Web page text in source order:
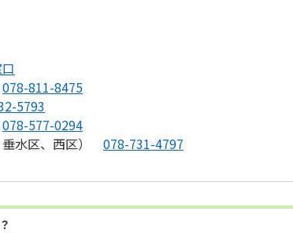
078-811-8475
5793
078-577-0294
水区、西区） 078-731-4797